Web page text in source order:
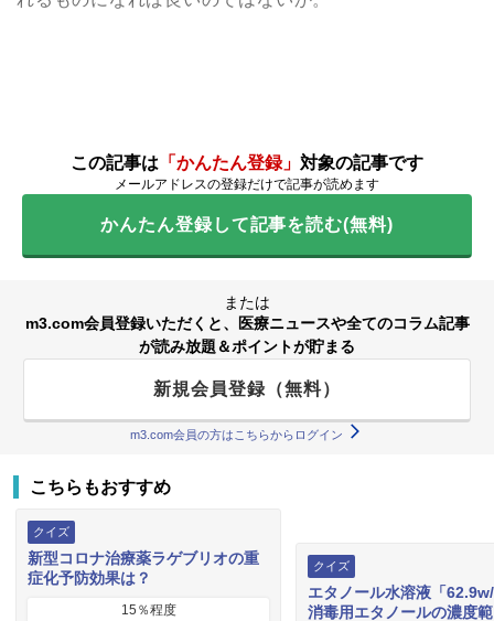
この記事は 「かんたん登録」 対象の記事です
メールアドレスの登録だけで記事が読めます
かんたん登録して記事を読む(無料)
または
m3.com会員登録いただくと、医療ニュースや全てのコラム記事
が読み放題＆ポイントが貯まる
新規会員登録（無料）
m3.com会員の方はこちらからログイン
こちらもおすすめ
クイズ
新型コロナ治療薬ラゲブリオの重
症化予防効果は？
15％程度
クイズ
エタノール水溶液「
消毒用エタノールの濃度